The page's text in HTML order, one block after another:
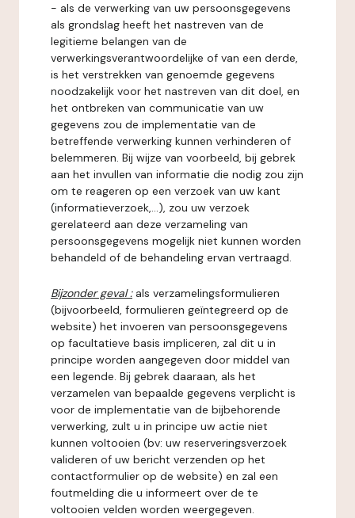
- als de verwerking van uw persoonsgegevens
als grondslag heeft het nastreven van de
legitieme belangen van de
verwerkingsverantwoordelijke of van een derde,
is het verstrekken van genoemde gegevens
noodzakelijk voor het nastreven van dit doel, en
het ontbreken van communicatie van uw
gegevens zou de implementatie van de
betreffende verwerking kunnen verhinderen of
belemmeren. Bij wijze van voorbeeld, bij gebrek
aan het invullen van informatie die nodig zou zijn
om te reageren op een verzoek van uw kant
(informatieverzoek,...), zou uw verzoek
gerelateerd aan deze verzameling van
persoonsgegevens mogelijk niet kunnen worden
behandeld of de behandeling ervan vertraagd.
Bijzonder geval : als verzamelingsformulieren
(bijvoorbeeld, formulieren geïntegreerd op de
website) het invoeren van persoonsgegevens
op facultatieve basis impliceren, zal dit u in
principe worden aangegeven door middel van
een legende. Bij gebrek daaraan, als het
verzamelen van bepaalde gegevens verplicht is
voor de implementatie van de bijbehorende
verwerking, zult u in principe uw actie niet
kunnen voltooien (bv: uw reserveringsverzoek
valideren of uw bericht verzenden op het
contactformulier op de website) en zal een
foutmelding die u informeert over de te
voltooien velden worden weergegeven.